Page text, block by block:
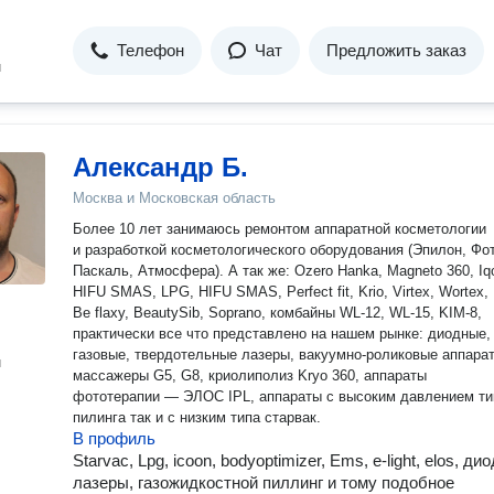
Телефон Чат Предложить заказ
Александр Б.
Москва и Московская область
Более 10 лет занимаюсь ремонтом аппаратной косметологии
и разработкой косметологического оборудования (Эпилон,
Паскаль, Атмосфера). А так же: Ozero Hanka, Magneto 360, Iqoone,
HIFU SMAS, LPG, HIFU SMAS, Perfect fit, Krio, Virtex, Wortex,
Be flaxy, BeautySib, Soprano, комбайны WL-12, WL-15, KIM-8,
практически все что представлено на нашем рынке: диодные,
газовые, твердотельные лазеры, вакуумно-роликовые аппараты,
массажеры G5, G8, криолиполиз Kryo 360, аппараты
фототерапии — ЭЛОС IPL, аппараты с высоким давлением типа
пилинга так и с низким типа старвак.
В профиль
Starvac, Lpg, icoon, bodyoptimizer, Ems, e-light, elos,
лазеры, газожидкостной пиллинг и тому подобное